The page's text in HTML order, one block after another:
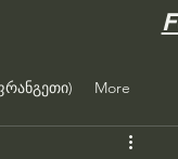
More